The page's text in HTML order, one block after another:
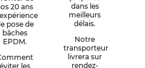
20 ans
pose de
bâches
EPDM.
éviter les
dans les
meilleurs
délais.
Notre
transporteur
livrera sur
rendez-